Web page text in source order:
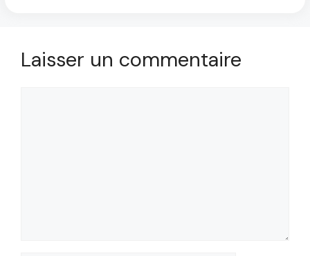
Laisser un commentaire